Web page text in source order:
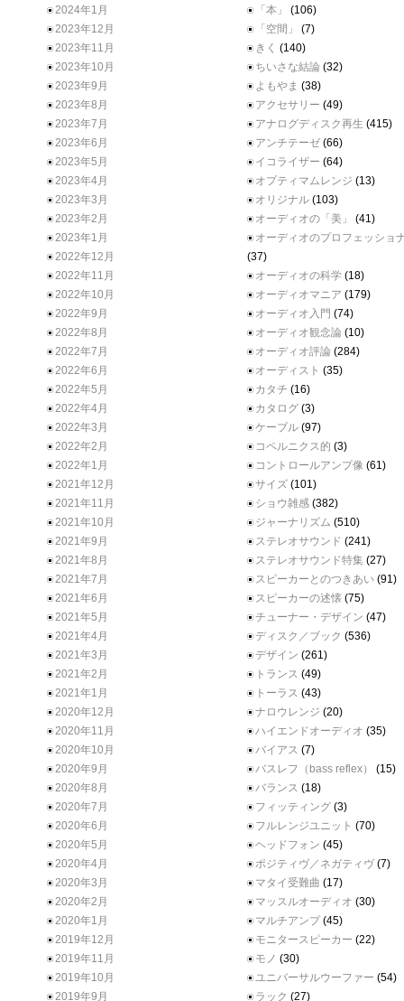
2024年1月
2023年12月
2023年11月
2023年10月
2023年9月
2023年8月
2023年7月
2023年6月
2023年5月
2023年4月
2023年3月
2023年2月
2023年1月
2022年12月
2022年11月
2022年10月
2022年9月
2022年8月
2022年7月
2022年6月
2022年5月
2022年4月
2022年3月
2022年2月
2022年1月
2021年12月
2021年11月
2021年10月
2021年9月
2021年8月
2021年7月
2021年6月
2021年5月
2021年4月
2021年3月
2021年2月
2021年1月
2020年12月
2020年11月
2020年10月
2020年9月
2020年8月
2020年7月
2020年6月
2020年5月
2020年4月
2020年3月
2020年2月
2020年1月
2019年12月
2019年11月
2019年10月
2019年9月
「本」
(106)
「空間」
(7)
きく (140)
ちいさな結論 (32)
よもやま (38)
アクセサリー (49)
アナログディスク再生 (415)
アンチテーゼ (66)
イコライザー (64)
オプティマムレンジ (13)
オリジナル (103)
オーディオの「美」
(41)
オーディオのプロフェッショ
(37)
オーディオの科学 (18)
オーディオマニア (179)
オーディオ入門 (74)
オーディオ観念論 (10)
オーディオ評論 (284)
オーディスト (35)
カタチ (16)
カタログ (3)
ケーブル (97)
コペルニクス的 (3)
コントロールアンプ像 (61)
サイズ (101)
ショウ雑感 (382)
ジャーナリズム (510)
ステレオサウンド (241)
ステレオサウンド特集 (27)
スピーカーとのつきあい (91)
スピーカーの述懐 (75)
チューナー・デザイン (47)
ディスク／ブック (536)
デザイン (261)
トランス (49)
トーラス (43)
ナロウレンジ (20)
ハイエンドオーディオ (35)
バイアス (7)
バスレフ（bass reflex）
(15)
バランス (18)
フィッティング (3)
フルレンジユニット (70)
ヘッドフォン (45)
ポジティヴ／ネガティヴ(7)
マタイ受難曲 (17)
マッスルオーディオ (30)
マルチアンプ (45)
モニタースピーカー (22)
モノ (30)
ユニバーサルウーファー (54)
ラック (27)